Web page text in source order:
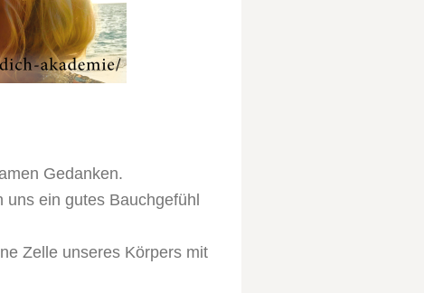
Gedanken.
uns ein gutes Bauchgefühl
Zelle unseres Körpers mit